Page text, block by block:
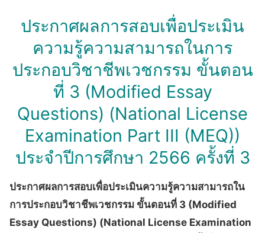
ประกาศผลการสอบเพื่อประเมิน
ความรู้ความสามารถในการ
ประกอบวิชาชีพเวชกรรม ขั้นตอน
ที่ 3 (Modified Essay
Questions) (National License
Examination Part III (MEQ))
ประจำปีการศึกษา 2566 ครั้งที่ 3
ประกาศผลการสอบเพื่อประเมินความรู้ความสามารถใน
การประกอบวิชาชีพเวชกรรม ขั้นตอนที่ 3 (Modified
Essay Questions) (National License Examination